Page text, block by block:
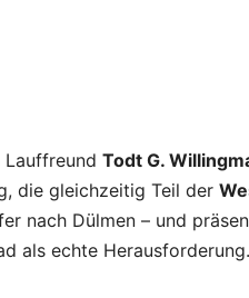
Lauffreund Todt G.
die gleichzeitig Teil der
nach Dülmen – und
als echte Herausforderung.